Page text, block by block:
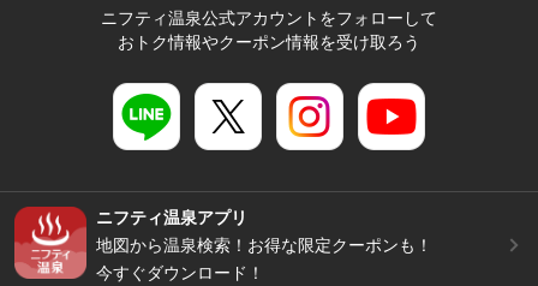
ニフティ温泉公式アカウントをフォローして
おトク情報やクーポン情報を受け取ろう
ニフティ温泉アプリ
地図から温泉検索！お得な限定クーポンも！
今すぐダウンロード！